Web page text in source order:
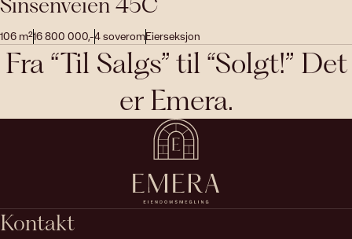
106 m²16 800 000,-4soveromEierseksjon
Fra “Til Salgs” til “Solgt!” Det
er Emera.
Kontakt